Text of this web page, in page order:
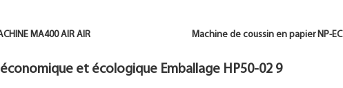
MA400 AIR AIR Machine de coussin en papier NP-EC